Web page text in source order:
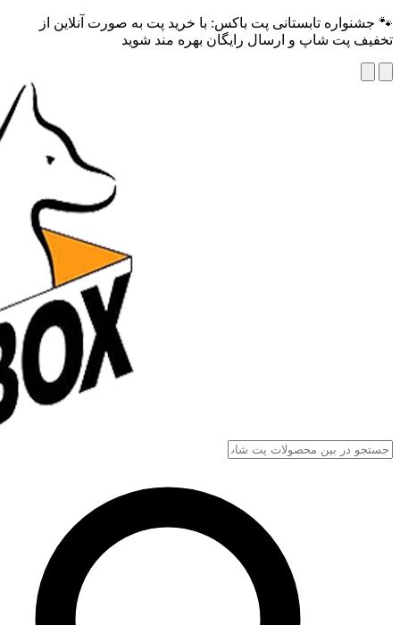
🐾 جشنواره تابستانی پت باکس: با خرید پت به صورت آنلاین از
تخفیف پت شاپ و ارسال رایگان بهره مند شوید